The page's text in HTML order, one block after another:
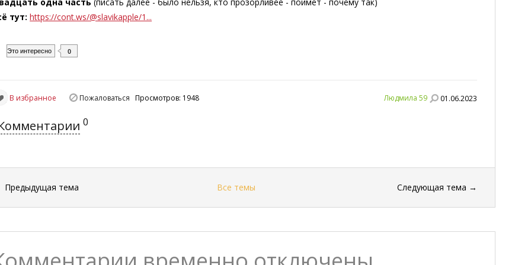
тут:https://cont.ws/@slavikapple/1...
Это интересно 0
Людмила 59 01.06.2023
В избранное Пожаловаться Просмотров: 1948
0
Предыдущая тема Все темы Следующая тема →